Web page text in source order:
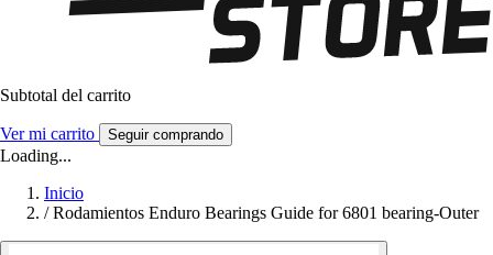
Subtotal del carrito
Ver mi carrito Seguir comprando
Loading...
Inicio
/ Rodamientos Enduro Bearings Guide for 6801 bearing-Outer